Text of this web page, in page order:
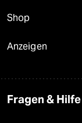
Shop
Anzeigen
Fragen & Hilfe